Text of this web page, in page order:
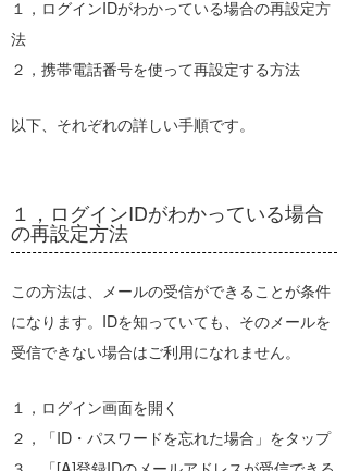
週間予報/天気図/他
１，ログインIDがわかっている場合の再設定方
法
２，携帯電話番号を使って再設定する方法
以下、それぞれの詳しい手順です。
１，ログインIDがわかっている場合
の再設定方法
この方法は、メールの受信ができることが条件
になります。IDを知っていても、そのメールを
受信できない場合はご利用になれません。
１，ログイン画面を開く
２，「ID・パスワードを忘れた場合」をタップ
Javascript
有効
が求められます。
最近よく見られている質問
ログイン方法について
退会する方法について